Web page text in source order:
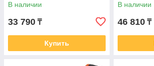
В наличии
33 790 ₸
Купить
В наличии
46 810 ₸